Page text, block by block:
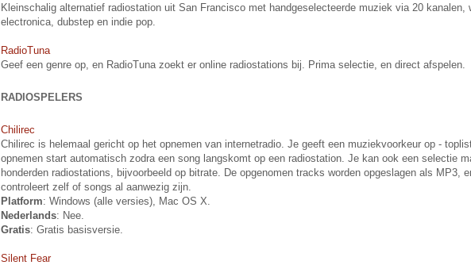
Kleinschalig alternatief radiostation uit San Francisco met handgeselecteerde muziek via 20 kanalen,
electronica, dubstep en indie pop.
RadioTuna
Geef een genre op, en RadioTuna zoekt er online radiostations bij. Prima selectie, en direct afspelen.
RADIOSPELERS
Chilirec
Chilirec is helemaal gericht op het opnemen van internetradio. Je geeft een muziekvoorkeur op -
opnemen start automatisch zodra een song langskomt op een radiostation. Je kan ook een selectie
honderden radiostations, bijvoorbeeld op bitrate. De opgenomen tracks worden opgeslagen als MP3,
controleert zelf of songs al aanwezig zijn.
Platform: Windows (alle versies), Mac OS X.
Nederlands: Nee.
Gratis: Gratis basisversie.
Silent Fear